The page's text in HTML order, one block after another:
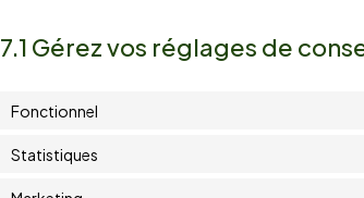
7.1 Gérez vos réglages de
Fonctionnel
Statistiques